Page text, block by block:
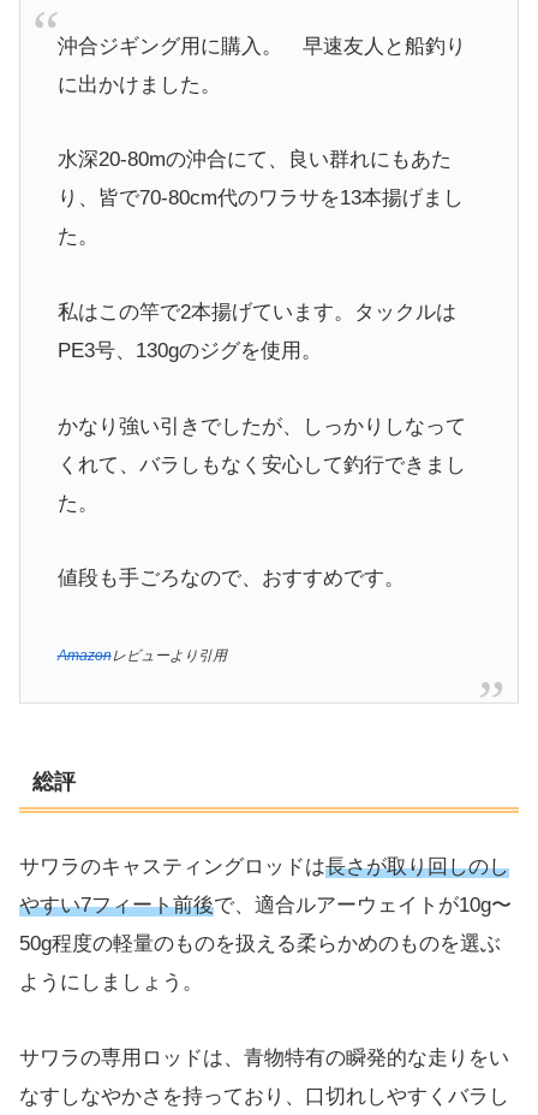
沖合ジギング用に購入。 早速友人と船釣り
に出かけました。
水深20-80mの沖合にて、良い群れにもあた
り、皆で70-80cm代のワラサを13本揚げまし
た。
私はこの竿で2本揚げています。タックルは
PE3号、130gのジグを使用。
かなり強い引きでしたが、しっかりしなって
くれて、バラしもなく安心して釣行できまし
た。
値段も手ごろなので、おすすめです。
Amazonレビューより引用
総評
サワラのキャスティングロッドは長さが取り回しのし
やすい7フィート前後で、適合ルアーウェイトが10g〜
50g程度の軽量のものを扱える柔らかめのものを選ぶ
ようにしましょう。
サワラの専用ロッドは、青物特有の瞬発的な走りをい
なすしなやかさを持っており、口切れしやすくバラし